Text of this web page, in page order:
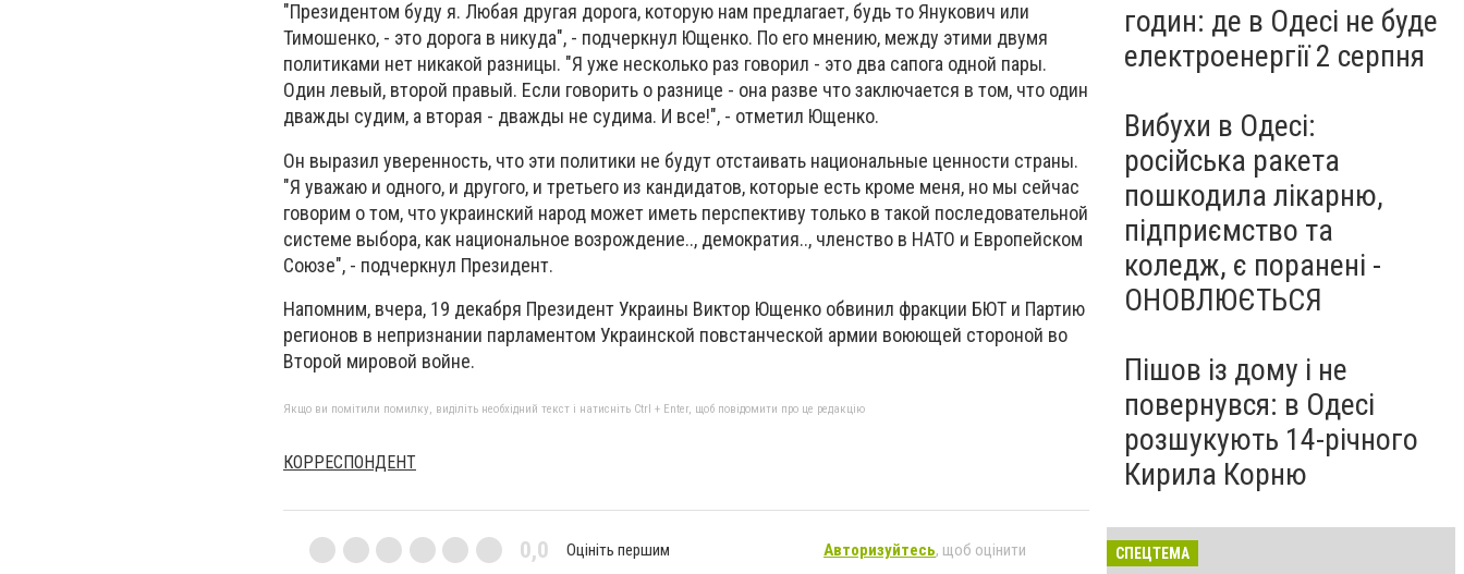
"Президентом буду я. Любая другая дорога, которую нам предлагает, будь то Янукович или
Тимошенко, - это дорога в никуда", - подчеркнул Ющенко. По его мнению, между этими двумя
политиками нет никакой разницы. "Я уже несколько раз говорил - это два сапога одной пары.
Один левый, второй правый. Если говорить о разнице - она разве что заключается в том, что один
дважды судим, а вторая - дважды не судима. И все!", - отметил Ющенко.
Он выразил уверенность, что эти политики не будут отстаивать национальные ценности страны.
"Я уважаю и одного, и другого, и третьего из кандидатов, которые есть кроме меня, но мы сейчас
говорим о том, что украинский народ может иметь перспективу только в такой последовательной
системе выбора, как национальное возрождение.., демократия.., членство в НАТО и Европейском
Союзе", - подчеркнул Президент.
Напомним, вчера, 19 декабря Президент Украины Виктор Ющенко обвинил фракции БЮТ и Партию
регионов в непризнании парламентом Украинской повстанческой армии воюющей стороной во
Второй мировой войне.
Якщо ви помітили помилку, виділіть необхідний текст і натисніть Ctrl + Enter, щоб повідомити про це редакцію
КОРРЕСПОНДЕНТ
0,0 Оцініть першим Авторизуйтесь, щоб оцінити
годин: де в Одесі не буде
електроенергії 2 серпня
Вибухи в Одесі:
російська ракета
пошкодила лікарню,
підприємство та
коледж, є поранені -
ОНОВЛЮЄТЬСЯ
Пішов із дому і не
повернувся: в Одесі
розшукують 14-річного
Кирила Корню
СПЕЦТЕМА